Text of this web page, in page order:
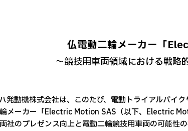
仏電動二輪メーカー「
～競技用車両領域における戦略
発動機株式会社は、このたび、電動トライアルバイ
メーカー「Electric Motion SAS（以下、Electric
社のプレゼンス向上と電動二輪競技用車両の可能性